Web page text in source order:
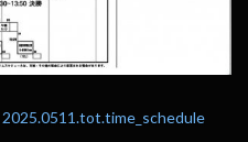
2025.0511.tot.time_schedule